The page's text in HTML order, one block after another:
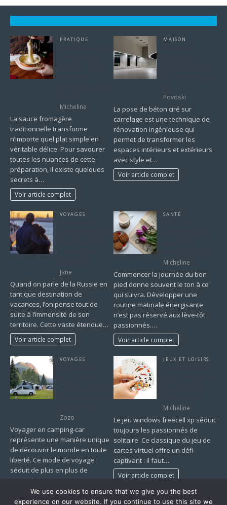
PRATIQUE
Micheline
La sauce fromagère
traditionnelle transforme
n’importe quel plat simple en
véritable délice. Pour savourer
toutes les nuances de cette
préparation, il existe quelques
secrets à…
Voir article complet
MAISON
Povoski
La pose de béton ciré sur
carrelage est une technique de
rénovation ingénieuse qui
permet de transformer les
espaces intérieurs et extérieurs
avec style et…
Voir article complet
VOYAGES
Jane
Quand on parle de la Russie en
tant que destination de
vacances, l’on pense tout de
suite à l’immensité de son
territoire. Cette vaste étendue…
Voir article complet
SANTÉ
Micheline
Commencer la journée du bon
pied donne souvent le ton à ce
qui suivra. Développer une
routine matinale énergisante
n’est pas réservé aux lève-tôt
passionnés.…
Voir article complet
VOYAGES
Zozo
Voyager en camping-car
représente une manière unique
de découvrir le monde en toute
liberté. Ce mode de voyage
séduit de plus en plus de
vacanciers…
Voir article complet
JEUX ET LOISIRS
Micheline
Le jeu windows freecell xp séduit
toujours les passionnés de
solitaire. Ce classique du jeu de
cartes virtuel offre un défi
captivant : il faut…
Voir article complet
We use cookies to ensure that we give you the best
experience on our website. If you continue to use this site we